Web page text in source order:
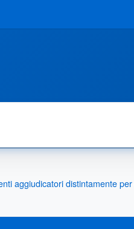
aggiudicatori distintamente